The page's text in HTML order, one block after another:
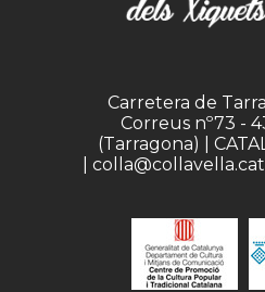
Carretera de
Correus nº73 -
(Tarragona) |
|